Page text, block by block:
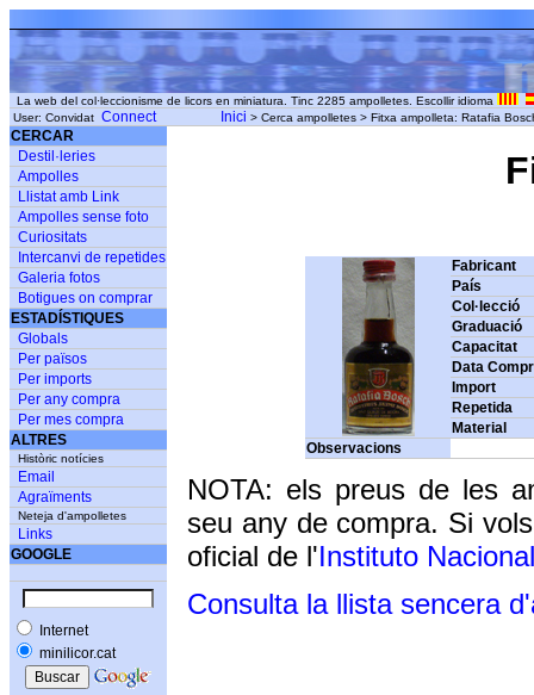
La web del col·leccionisme de licors en miniatura. Tinc 2285 ampolletes. Escollir idioma
User: Convidat Connect Inici > Cerca ampolletes > Fitxa ampolleta: Ratafia
CERCAR
Destil·leries
Ampolles
Llistat amb Link
Ampolles sense foto
Curiositats
Intercanvi de repetides
Galeria fotos
Botigues on comprar
ESTADÍSTIQUES
Globals
Per països
Per imports
Per any compra
Per mes compra
ALTRES
Històric notícies
Email
Agraïments
Neteja d'ampolletes
Links
GOOGLE
Internet
minilicor.cat
Fabricant
País
Col·lecció
Graduació
Capacitat
Data
Import
Repetida
Material
Observacions
NOTA: els preus de les
seu any de compra. Si
oficial de l'Instituto
Consulta la llista sencera